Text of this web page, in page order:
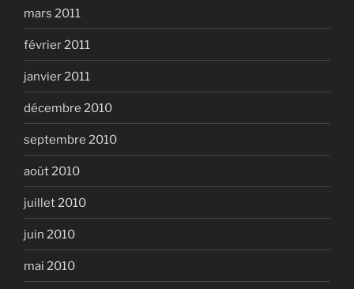
mars 2011
février 2011
janvier 2011
décembre 2010
septembre 2010
août 2010
juillet 2010
juin 2010
mai 2010